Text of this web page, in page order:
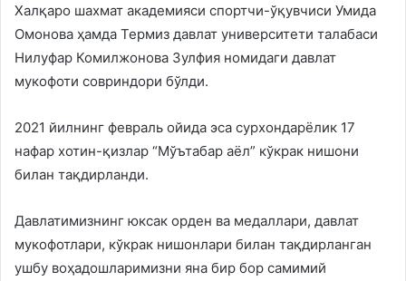
Халқаро шахмат академияси спортчи-ўқувчиси Умида
Омонова ҳамда Термиз давлат университети талабаси
Нилуфар Комилжонова Зулфия номидаги давлат
мукофоти совриндори бўлди.
2021 йилнинг февраль ойида эса сурхондарёлик 17
нафар хотин-қизлар “Мўътабар аёл” кўкрак нишони
билан тақдирланди.
Давлатимизнинг юксак орден ва медаллари, давлат
мукофотлари, кўкрак нишонлари билан тақдирланган
ушбу воҳадошларимизни яна бир бор самимий